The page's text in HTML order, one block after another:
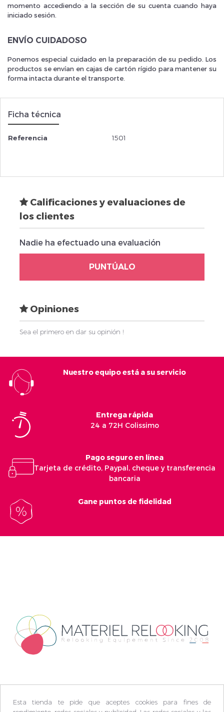
momento accediendo a la sección de su cuenta cuando haya
iniciado sesión.
ENVÍO CUIDADOSO
Ponemos especial cuidado en la preparación de su pedido. Los
productos se envían en cajas de cartón rígido para mantener su
forma intacta durante el transporte.
Ficha técnica
Referencia 1501
Calificaciones y evaluaciones de
los clientes
Nadie ha efectuado una evaluación
PUNTÚALO
Opiniones
Sea el primero en dar su opinión !
Nuestro equipo está a su servicio
Entrega rápida
24 a 72H Colissimo
Pago seguro en línea
Tarjeta de crédito, Paypal, cheque y transferencia
bancaria
Gane puntos de fidelidad
Esta tienda te pide que aceptes cookies para fines de